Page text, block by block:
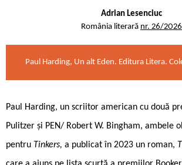
Adrian Lesenciuc
România literară nr. 26/2026
Paul Harding, Un alt Eden. Editura Litera.
Paul Harding, un scriitor american cu două
Pulitzer și PEN/ Robert W. Bingham, ambele
pentru Tinkers, a publicat în 2023 un roman,